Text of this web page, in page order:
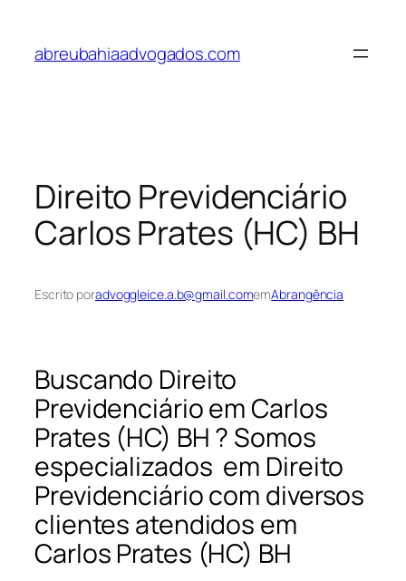
abreubahiaadvogados.com
Direito Previdenciário
Carlos Prates (HC) BH
Escrito poradvoggleice.a.b@gmail.comemAbrangência
Buscando Direito
Previdenciário em Carlos
Prates (HC) BH ? Somos
especializados em Direito
Previdenciário com diversos
clientes atendidos em
Carlos Prates (HC) BH